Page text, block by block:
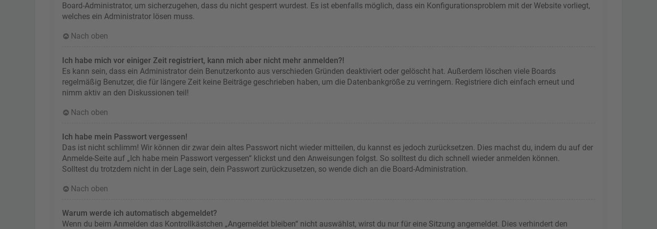
Board-Administrator, um sicherzugehen, dass du nicht gesperrt wurdest. Es ist ebenfalls möglich, dass ein Konfigurationsproblem mit der Website vorliegt,
welches ein Administrator lösen muss.
Nach oben
Ich habe mich vor einiger Zeit registriert, kann mich aber nicht mehr anmelden?!
Es kann sein, dass ein Administrator dein Benutzerkonto aus verschieden Gründen deaktiviert oder gelöscht hat. Außerdem löschen viele Boards
regelmäßig Benutzer, die für längere Zeit keine Beiträge geschrieben haben, um die Datenbankgröße zu verringern. Registriere dich einfach erneut und
nimm aktiv an den Diskussionen teil!
Nach oben
Ich habe mein Passwort vergessen!
Das ist nicht schlimm! Wir können dir zwar dein altes Passwort nicht wieder mitteilen, du kannst es jedoch zurücksetzen. Dies machst du, indem du auf der
Anmelde-Seite auf „Ich habe mein Passwort vergessen“ klickst und den Anweisungen folgst. So solltest du dich schnell wieder anmelden können.
Solltest du trotzdem nicht in der Lage sein, dein Passwort zurückzusetzen, so wende dich an die Board-Administration.
Nach oben
Warum werde ich automatisch abgemeldet?
Wenn du beim Anmelden das Kontrollkästchen „Angemeldet bleiben“ nicht auswählst, wirst du nur für eine Sitzung angemeldet. Dies verhindert den